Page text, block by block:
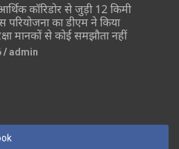
कॉरिडोर से जुड़ी 12 किमी
परियोजना का डीएम ने किया
मानकों से कोई समझौता नहीं
admin